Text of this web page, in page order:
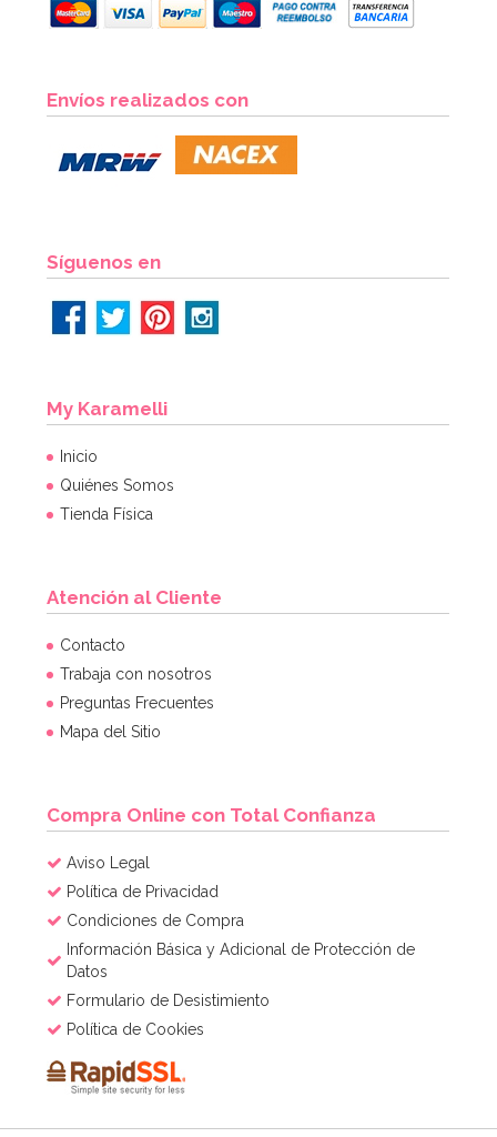
Envíos realizados con
Síguenos en
My Karamelli
Inicio
Quiénes Somos
Tienda Física
Atención al Cliente
Contacto
Trabaja con nosotros
Preguntas Frecuentes
Mapa del Sitio
Compra Online con Total Confianza
Aviso Legal
Política de Privacidad
Condiciones de Compra
Información Básica y Adicional de Protección de
Datos
Formulario de Desistimiento
Política de Cookies